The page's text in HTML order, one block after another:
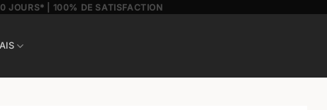
JOURS* | 100% DE SATISFACTION